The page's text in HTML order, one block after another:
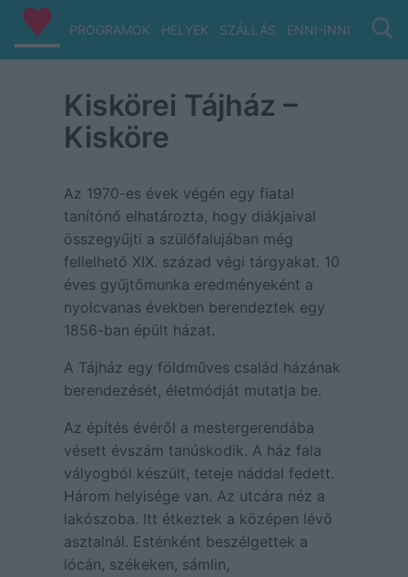
PROGRAMOK HELYEK SZÁLLÁS ENNI-INNI VIZ/
Kiskörei Tájház –
Kisköre
Az 1970-es évek végén egy fiatal
tanítónő elhatározta, hogy diákjaival
összegyűjti a szülőfalujában még
fellelhető XIX. század végi tárgyakat. 10
éves gyűjtőmunka eredményeként a
nyolcvanas években berendeztek egy
1856-ban épült házat.
A Tájház egy földműves család házának
berendezését, életmódját mutatja be.
Az építés évéről a mestergerendába
vésett évszám tanúskodik. A ház fala
vályogból készült, teteje náddal fedett.
Három helyisége van. Az utcára néz a
lakószoba. Itt étkeztek a középen lévő
asztalnál. Esténként beszélgettek a
lócán, székeken, sámlin,